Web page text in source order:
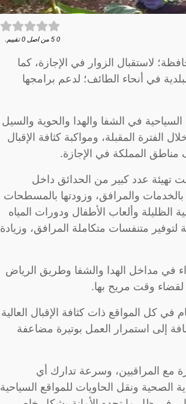
0
5 من اصل 0 تقييم.
حديقة عامة في المحافظة؛ لاستقبال الزوار في الإجازة، كما
في أنحاء الطائف؛ لدعم برامجها
في الشفا والهدا والحوية والسيل
الفترة المقبلة، ومواكبة كثافة الإقبال
مناطق المملكة في الإجازة.
تهيئة عدد كبير من الحدائق داخل
بالخدمات والمرافق، وزودتها بالمسطحات
الظليلة وألعاب الأطفال ودورات المياه
متنفسات متكاملة المرافق، وزيادة
في مداخل الهدا والشفا وطريق الرياض
لقضاء وقت مريح بها.
كل المواقع ذات كثافة الإقبال العالية
إلى استمرار العمل بوتيرة مضاعفة
مع المراقبين، وسرعة تدارك أي
الصحية ونقل الحاويات للمواقع السياحية